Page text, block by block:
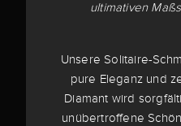
ultimativen
Unsere Solitaire-
pure Eleganz und
Diamant wird
unübertroffene